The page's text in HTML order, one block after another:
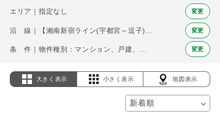
エリア｜指定なし 変更
変更
変更
大きく表示 小さく表示 地図表示